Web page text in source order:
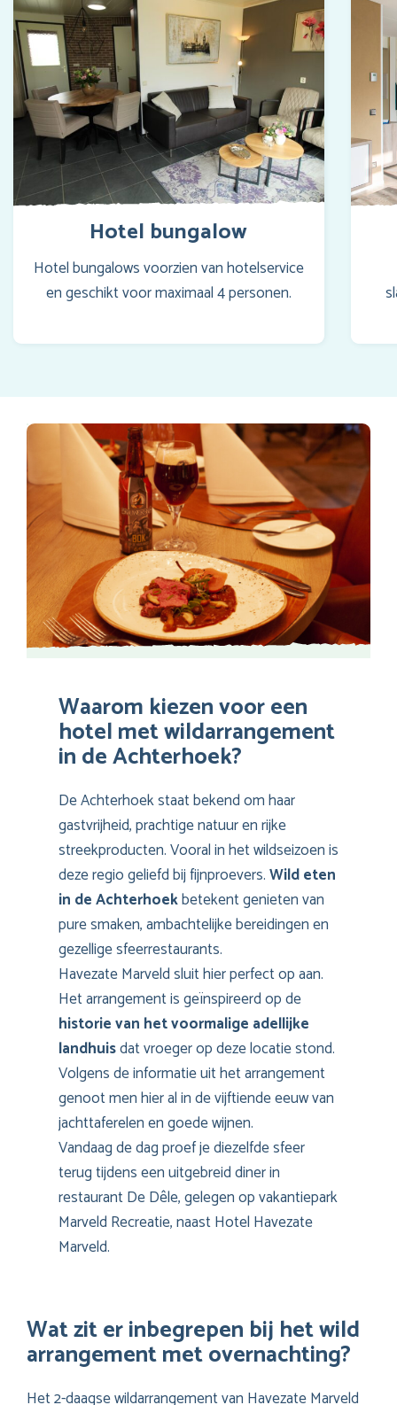
Hotel bungalow
Hotel bungalows voorzien van hotelservice
en geschikt voor maximaal 4 personen.
Waarom kiezen voor een
hotel met wildarrangement
in de Achterhoek?
De Achterhoek staat bekend om haar
gastvrijheid, prachtige natuur en rijke
streekproducten. Vooral in het wildseizoen is
deze regio geliefd bij fijnproevers.Wild eten
in de Achterhoekbetekent genieten van
pure smaken, ambachtelijke bereidingen en
gezellige sfeerrestaurants.
Havezate Marveld sluit hier perfect op aan.
Het arrangement is geïnspireerd op de
historie van het voormalige adellijke
landhuisdat vroeger op deze locatie stond.
Volgens de informatie uit het arrangement
genoot men hier al in de vijftiende eeuw van
jachttaferelen en goede wijnen.
Vandaag de dag proef je diezelfde sfeer
terug tijdens een uitgebreid diner in
restaurant De Dêle, gelegen op vakantiepark
Marveld Recreatie, naast Hotel Havezate
Marveld.
Wat zit er inbegrepen bij het wild
arrangement met overnachting?
Het 2-daagse wildarrangement van Havezate Marveld